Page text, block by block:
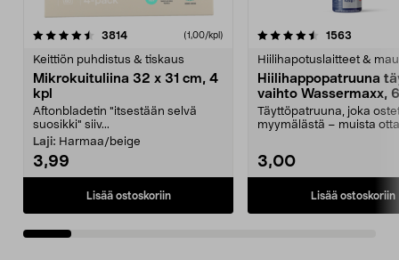
3814arvostelut (1,00/kpl)
Keittiön puhdistus & tiskaus
Mikrokuituliina 32 x 31 cm, 4
kpl
Aftonbladetin "itsestään selvä
suosikki" siiv...
Laji: Harmaa/beige
3,99
Lisää ostoskoriin
4.5viidestä
1563
Hiilihapotuslaitteet &
Hiilihappopatruuna
vaihto Wassermaxx,
Täyttöpatruuna, joka
myymälästä – muista
3,00
Lisää ostoskoriin
4.5viidestä